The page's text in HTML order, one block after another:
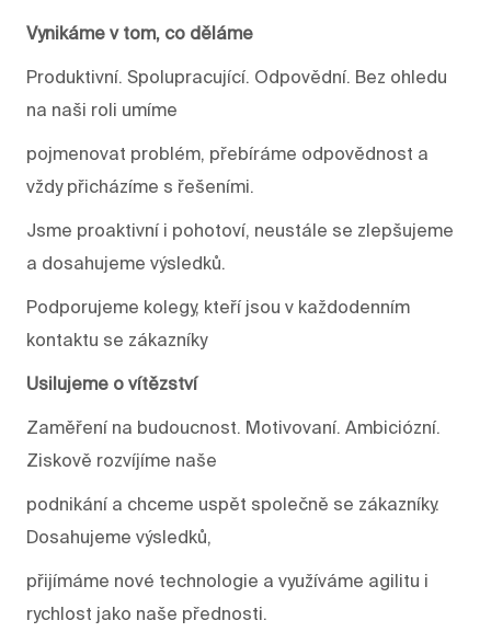
Vynikáme v tom, co děláme
Produktivní. Spolupracující. Odpovědní. Bez ohledu
na naši roli umíme
pojmenovat problém, přebíráme odpovědnost a
vždy přicházíme s řešeními.
Jsme proaktivní i pohotoví, neustále se zlepšujeme
a dosahujeme výsledků.
Podporujeme kolegy, kteří jsou v každodenním
kontaktu se zákazníky
Usilujeme o vítězství
Zaměření na budoucnost. Motivovaní. Ambiciózní.
Ziskově rozvíjíme naše
podnikání a chceme uspět společně se zákazníky.
Dosahujeme výsledků,
přijímáme nové technologie a využíváme agilitu i
rychlost jako naše přednosti.